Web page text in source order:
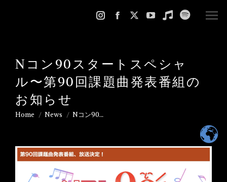
Instagram
in
new
Facebook
in
new
X
in
new
YouTube
in
new
Music
in
new
Spotify
new
Nコン90スタートスペシャ
ル〜第90回課題曲発表番組の
お知らせ
You are here:
Home News Nコン90…